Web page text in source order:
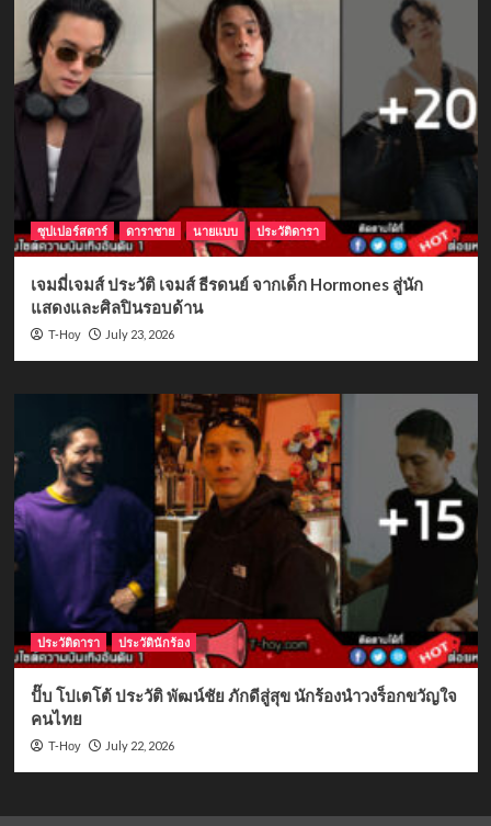
ซุปเปอร์สตาร์ ดาราชาย นายแบบ ประวัติดารา
เจมมี่เจมส์ ประวัติ เจมส์ ธีรดนย์ จากเด็ก Hormones สู่นัก
แสดงและศิลปินรอบด้าน
T-Hoy July 23, 2026
ประวัติดารา ประวัตินักร้อง
ปั๊บ โปเตโต้ ประวัติ พัฒน์ชัย ภักดีสู่สุข นักร้องนำวงร็อกขวัญใจ
คนไทย
T-Hoy July 22, 2026